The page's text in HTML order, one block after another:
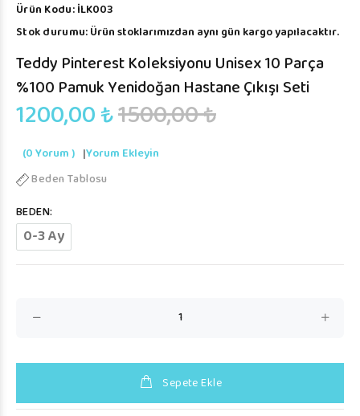
Ürün Kodu:İLK003
Stok durumu:Ürün stoklarımızdan aynı gün kargo yapılacaktır.
Teddy Pinterest Koleksiyonu Unisex 10 Parça
%100 Pamuk Yenidoğan Hastane Çıkışı Seti
1200,00 ₺1500,00 ₺
(0 Yorum ) |Yorum Ekleyin
Beden Tablosu
BEDEN:
0-3 Ay
Sepete Ekle